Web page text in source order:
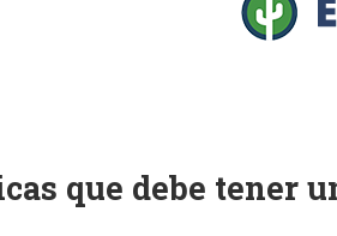
que debe tener